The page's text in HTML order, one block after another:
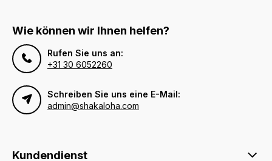
Wie können wir Ihnen helfen?
Rufen Sie uns an:
+31 30 6052260
Schreiben Sie uns eine E-Mail:
admin@shakaloha.com
Kundendienst